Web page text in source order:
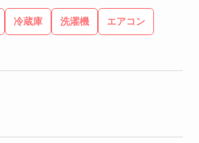
冷蔵庫 洗濯機 エアコン